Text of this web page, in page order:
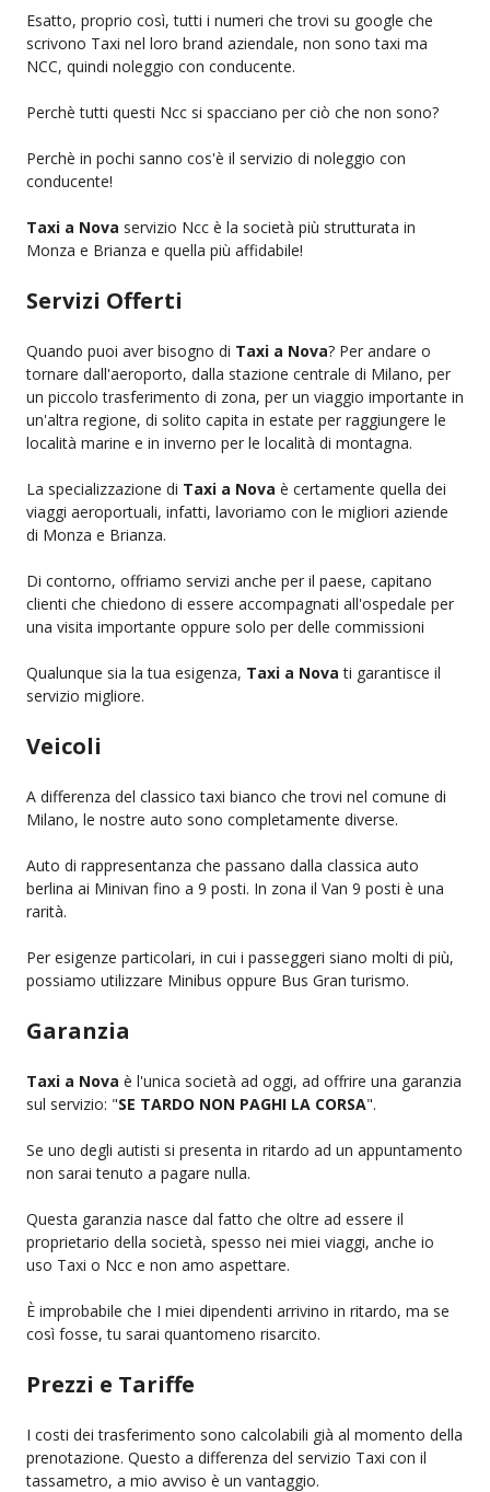
Esatto, proprio così, tutti i numeri che trovi su google che
scrivono Taxi nel loro brand aziendale, non sono taxi ma
NCC, quindi noleggio con conducente.
Perchè tutti questi Ncc si spacciano per ciò che non sono?
Perchè in pochi sanno cos'è il servizio di noleggio con
conducente!
Taxi a Nova servizio Ncc è la società più strutturata in
Monza e Brianza e quella più affidabile!
Servizi Offerti
Quando puoi aver bisogno di Taxi a Nova? Per andare o
tornare dall'aeroporto, dalla stazione centrale di Milano, per
un piccolo trasferimento di zona, per un viaggio importante in
un'altra regione, di solito capita in estate per raggiungere le
località marine e in inverno per le località di montagna.
La specializzazione di Taxi a Nova è certamente quella dei
viaggi aeroportuali, infatti, lavoriamo con le migliori aziende
di Monza e Brianza.
Di contorno, offriamo servizi anche per il paese, capitano
clienti che chiedono di essere accompagnati all'ospedale per
una visita importante oppure solo per delle commissioni
Qualunque sia la tua esigenza, Taxi a Nova ti garantisce il
servizio migliore.
Veicoli
A differenza del classico taxi bianco che trovi nel comune di
Milano, le nostre auto sono completamente diverse.
Auto di rappresentanza che passano dalla classica auto
berlina ai Minivan fino a 9 posti. In zona il Van 9 posti è una
rarità.
Per esigenze particolari, in cui i passeggeri siano molti di più,
possiamo utilizzare Minibus oppure Bus Gran turismo.
Garanzia
Taxi a Nova è l'unica società ad oggi, ad offrire una garanzia
sul servizio: "SE TARDO NON PAGHI LA CORSA".
Se uno degli autisti si presenta in ritardo ad un appuntamento
non sarai tenuto a pagare nulla.
Questa garanzia nasce dal fatto che oltre ad essere il
proprietario della società, spesso nei miei viaggi, anche io
uso Taxi o Ncc e non amo aspettare.
È improbabile che I miei dipendenti arrivino in ritardo, ma se
così fosse, tu sarai quantomeno risarcito.
Prezzi e Tariffe
I costi dei trasferimento sono calcolabili già al momento della
prenotazione. Questo a differenza del servizio Taxi con il
tassametro, a mio avviso è un vantaggio.